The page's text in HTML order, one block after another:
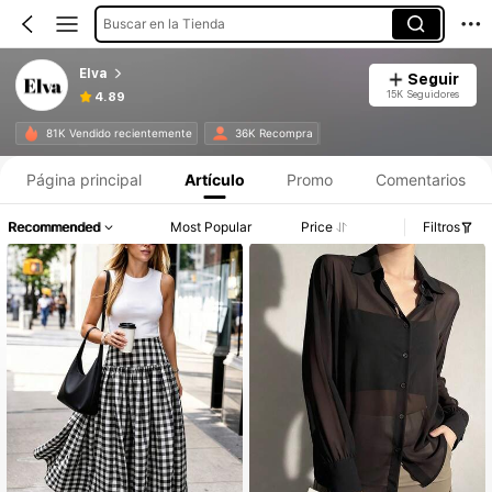
Buscar en la Tienda
Elva
4.89
Seguir
15K Seguidores
81K Vendido recientemente 36K Recompra
Página principal Artículo Promo Comentarios
Recommended Most Popular Price Filtros